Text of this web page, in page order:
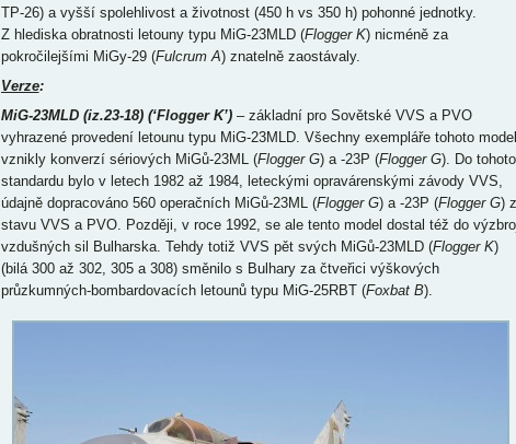
TP-26) a vyšší spolehlivost a životnost (450 h vs 350 h) pohonné jednotky.
Z hlediska obratnosti letouny typu MiG-23MLD (Flogger K) nicméně za
pokročilejšími MiGy-29 (Fulcrum A) znatelně zaostávaly.
Verze:
MiG-23MLD (iz.23-18) (‘Flogger K’) – základní pro Sovětské VVS a PVO
vyhrazené provedení letounu typu MiG-23MLD. Všechny exempláře tohoto
vznikly konverzí sériových MiGů-23ML (Flogger G) a -23P (Flogger G). Do tohoto
standardu bylo v letech 1982 až 1984, leteckými opravárenskými závody VVS,
údajně dopracováno 560 operačních MiGů-23ML (Flogger G) a -23P (Flogger G)
stavu VVS a PVO. Později, v roce 1992, se ale tento model dostal též do
vzdušných sil Bulharska. Tehdy totiž VVS pět svých MiGů-23MLD (Flogger K)
(bilá 300 až 302, 305 a 308) směnilo s Bulhary za čtveřici výškových
průzkumných-bombardovacích letounů typu MiG-25RBT (Foxbat B).